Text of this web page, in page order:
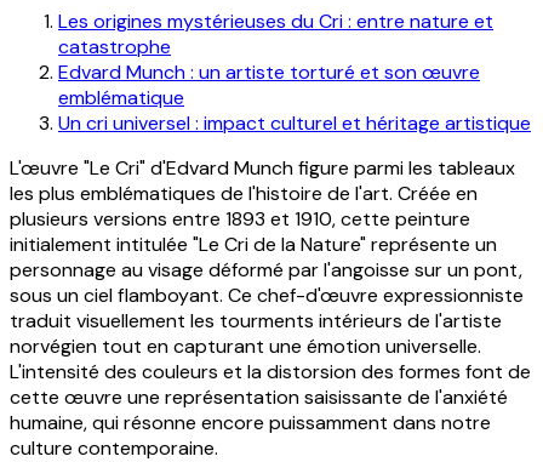
Les origines mystérieuses du Cri : entre nature et
catastrophe
Edvard Munch : un artiste torturé et son œuvre
emblématique
Un cri universel : impact culturel et héritage artistique
L'œuvre "Le Cri" d'Edvard Munch figure parmi les tableaux
les plus emblématiques de l'histoire de l'art. Créée en
plusieurs versions entre 1893 et 1910, cette peinture
initialement intitulée "Le Cri de la Nature" représente un
personnage au visage déformé par l'angoisse sur un pont,
sous un ciel flamboyant. Ce chef-d'œuvre expressionniste
traduit visuellement les tourments intérieurs de l'artiste
norvégien tout en capturant une émotion universelle.
L'intensité des couleurs et la distorsion des formes font de
cette œuvre une représentation saisissante de l'anxiété
humaine, qui résonne encore puissamment dans notre
culture contemporaine.